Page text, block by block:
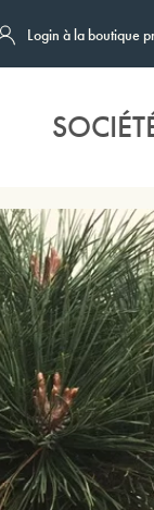
Login à la boutique